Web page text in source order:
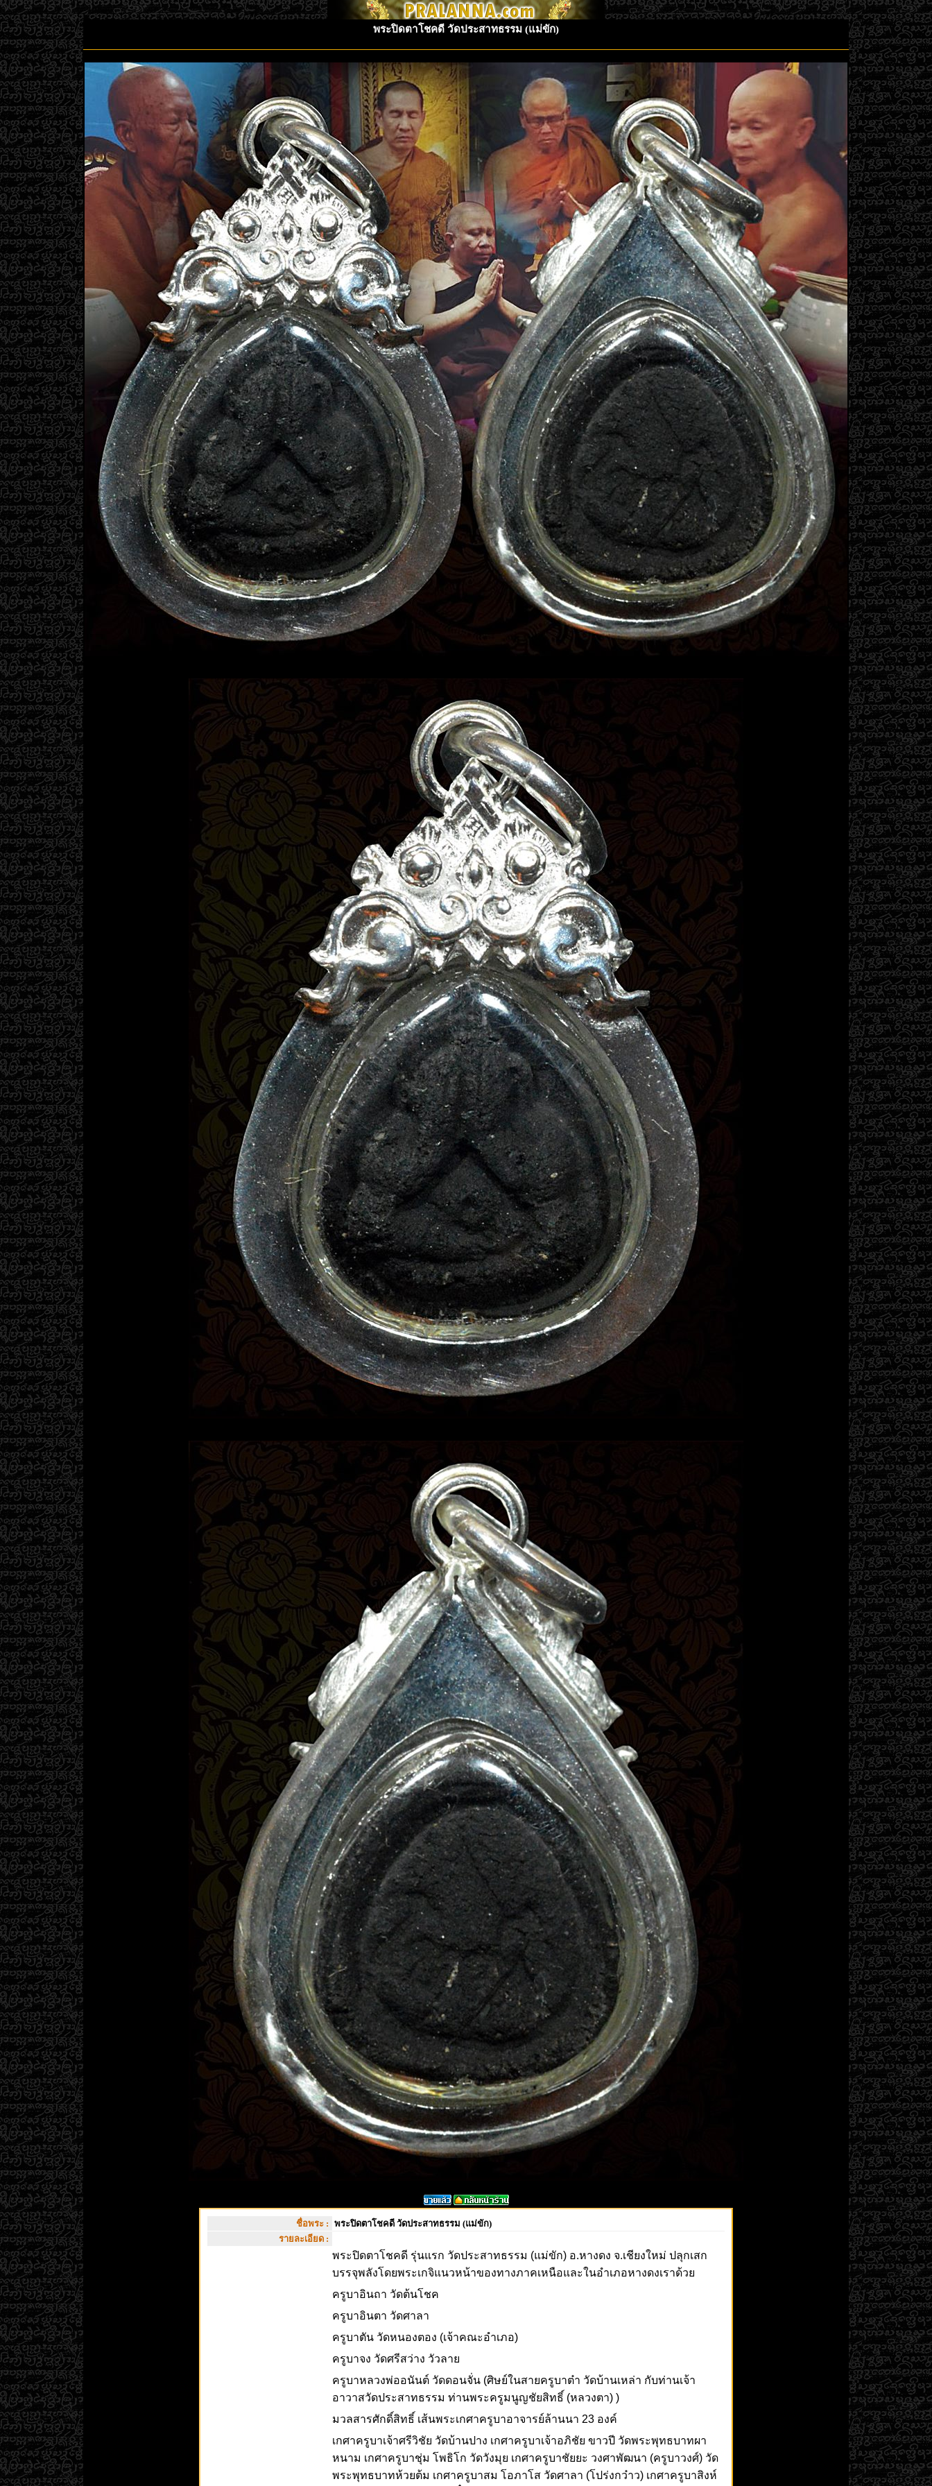
พระปิดตาโชคดี วัดประสาทธรรม (แม่ขัก)
ชื่อพระ : พระปิดตาโชคดี วัดประสาทธรรม (แม่ขัก)
รายละเอียด :
พระปิดตาโชคดี รุ่นแรก วัดประสาทธรรม (แม่ขัก) อ.หางดง จ.เชียงใหม่ ปลุกเสก
บรรจุพลังโดยพระเกจิแนวหน้าของทางภาคเหนือและในอำเภอหางดงเราด้วย
ครูบาอินถา วัดต้นโชค
ครูบาอินตา วัดศาลา
ครูบาตัน วัดหนองตอง (เจ้าคณะอำเภอ)
ครูบาจง วัดศรีสว่าง วัวลาย
ครูบาหลวงพ่ออนันต์ วัดดอนจั่น (ศิษย์ในสายครูบาต๋า วัดบ้านเหล่า กับท่านเจ้า
อาวาสวัดประสาทธรรม ท่านพระครูมนูญชัยสิทธิ์ (หลวงตา) )
มวลสารศักดิ์สิทธิ์ เส้นพระเกศาครูบาอาจารย์ล้านนา 23 องค์
เกศาครูบาเจ้าศรีวิชัย วัดบ้านปาง เกศาครูบาเจ้าอภิชัย ขาวปี วัดพระพุทธบาทผา
หนาม เกศาครูบาชุ่ม โพธิโก วัดวังมุย เกศาครูบาชัยยะ วงศาพัฒนา (ครูบาวงศ์) วัด
พระพุทธบาทห้วยต้ม เกศาครูบาสม โอภาโส วัดศาลา (โปร่งกว๋าว) เกศาครูบาสิงห์